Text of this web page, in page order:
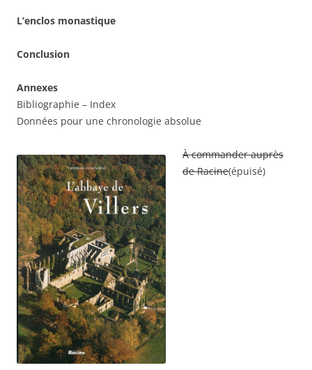
L’enclos monastique
Conclusion
Annexes
Bibliographie – Index
Données pour une chronologie absolue
À commander auprès
de Racine(épuisé)